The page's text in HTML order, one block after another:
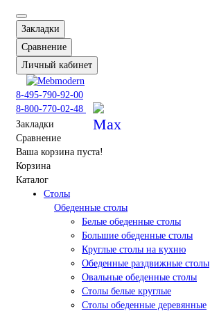
Закладки
Сравнение
Личный кабинет
8-495-790-92-00
8-800-770-02-48
Закладки
Сравнение
Ваша корзина пуста!
Корзина
Каталог
Столы
Обеденные столы
Белые обеденные столы
Большие обеденные столы
Круглые столы на кухню
Обеденные раздвижные столы
Овальные обеденные столы
Столы белые круглые
Столы обеденные деревянные